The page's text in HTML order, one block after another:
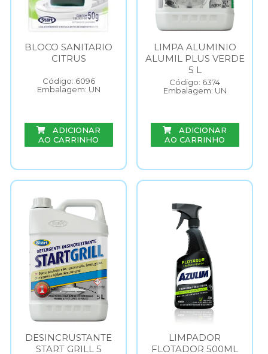
BLOCO SANITARIO
CITRUS
Código: 6096
Embalagem: UN
ADICIONAR
AO CARRINHO
LIMPA ALUMINIO
ALUMIL PLUS VERDE
5 L
Código: 6374
Embalagem: UN
ADICIONAR
AO CARRINHO
DESINCRUSTANTE
START GRILL 5
LIMPADOR
FLOTADOR 500ML